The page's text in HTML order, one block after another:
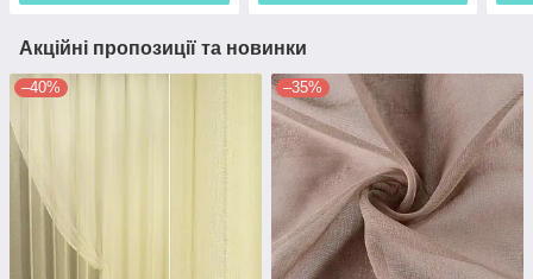
Акційні пропозиції та новинки
–40% –35%